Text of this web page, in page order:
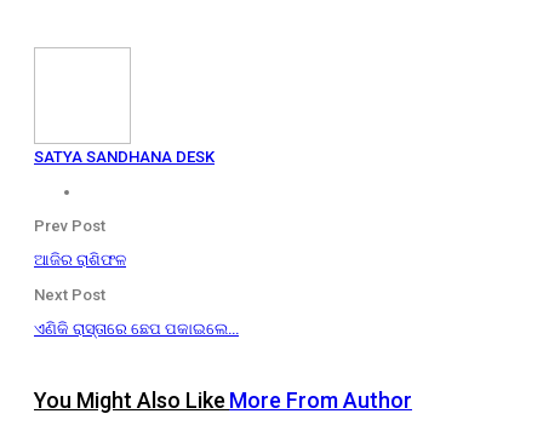
SATYA SANDHANA DESK
Prev Post
ଆଜିର ରାଶିଫଳ
Next Post
ଏଣିକି ରାସ୍ତାରେ ଛେପ ପକାଇଲେ…
You Might Also Like More From Author